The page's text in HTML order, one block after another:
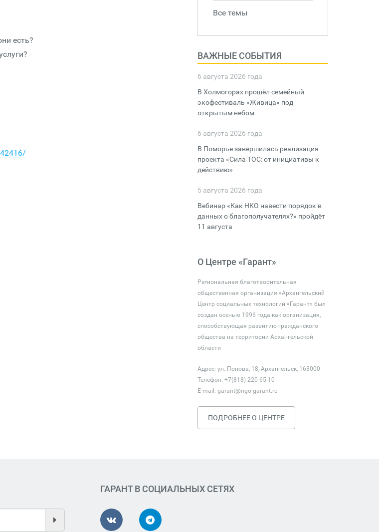
есть?
Все темы
ВАЖНЫЕ СОБЫТИЯ
6 августа 2026 года
В Холмогорах прошёл семейный
экофестиваль «Живица» под
открытым небом
6 августа 2026 года
В Поморье завершилась реализация
проекта «Сила ТОС: от инициативы к
действию»
5 августа 2026 года
Вебинар «Как НКО навести порядок в
данных о благополучателях?» пройдёт
11 августа
О Центре «Гарант»
Региональная благотворительная
общественная организация «Архангельский
Центр социальных технологий «Гарант» был
создан осенью 1996 года как организация,
способствующая развитию гражданского
общества на территории Архангельской
области
Адрес: ул. Попова, 18, Архангельск, 163000
Телефон: +7(818) 220-65-10
E-mail: garant@ngo-garant.ru
ПОДРОБНЕЕ О ЦЕНТРЕ
ГАРАНТ В СОЦИАЛЬНЫХ СЕТЯХ